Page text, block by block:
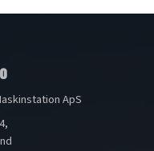
ApS